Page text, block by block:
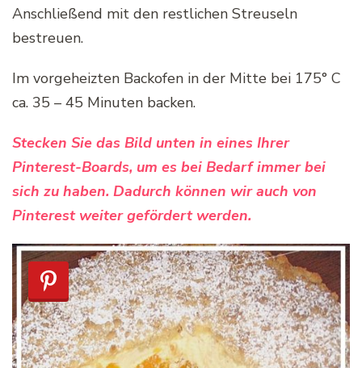
Anschließend mit den restlichen Streuseln
bestreuen.
Im vorgeheizten Backofen in der Mitte bei 175° C
ca. 35 – 45 Minuten backen.
Stecken Sie das Bild unten in eines Ihrer
Pinterest-Boards, um es bei Bedarf immer bei
sich zu haben. Dadurch können wir auch von
Pinterest weiter gefördert werden.